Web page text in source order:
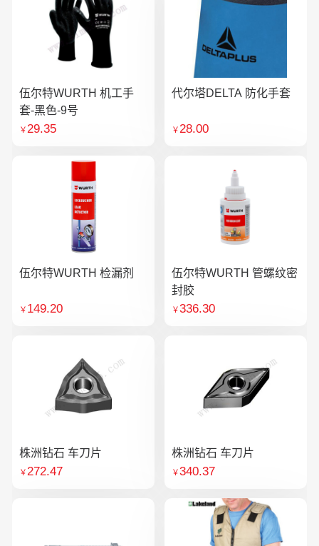
伍尔特WURTH 机工手
套-黑色-9号
￥29.35
代尔塔DELTA 防化手套
￥28.00
伍尔特WURTH 检漏剂
￥ 149.20
伍尔特WURTH 管螺纹密
封胶
￥336.30
株洲钻石 车刀片
￥272.47
株洲钻石 车刀片
￥340.37